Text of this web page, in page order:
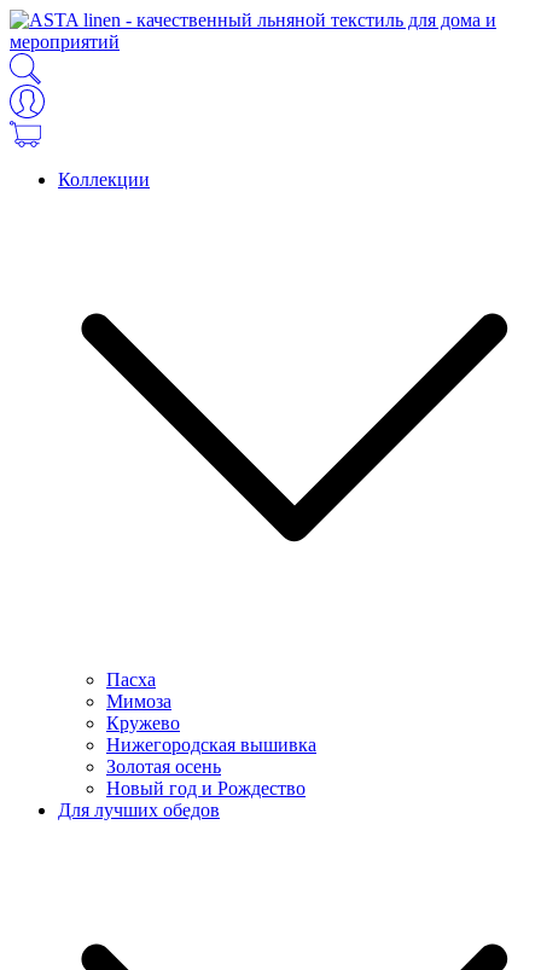
Коллекции
Пасха
Мимоза
Кружево
Нижегородская вышивка
Золотая осень
Новый год и Рождество
Для лучших обедов